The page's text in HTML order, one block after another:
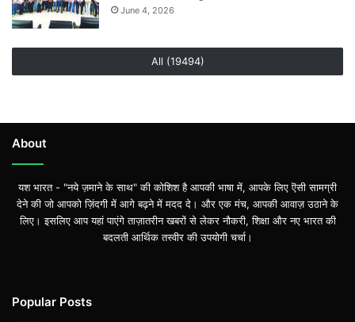
June 4, 2026
All (19494)
About
यश भारत - "नये ज़माने के साथ" की कोशिश है आपकी भाषा में, आपके लिए ऎसी सामग्री
देने की जो आपको ज़िंदगी में आगे बढ़ने में मदद दे। और एक मंच, आपकी आवाज़ उठाने के
लिए। इसलिए आप यहां पाएंगे ताज़ातरीन खबरों से लेकर नौकरी, शिक्षा और नए भारत की
बदलती आर्थिक तस्वीर की उपयोगी चर्चा।
Popular Posts